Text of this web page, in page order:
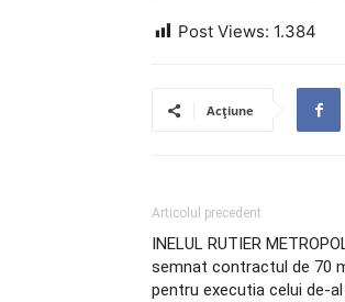
Post Views: 1.384
Acțiune
Articolul precedent
INELUL RUTIER
semnat contractul de 70
pentru executia celui de-